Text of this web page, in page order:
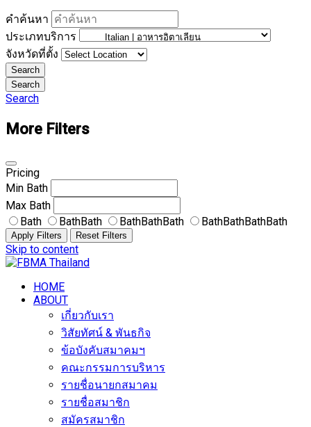
คำค้นหา
ประเภทบริการ
จังหวัดที่ตั้ง
Search
Search
Search
More Filters
Pricing
Min Bath
Max Bath
Bath
BathBath BathBathBath BathBathBathBath
Apply Filters Reset Filters
Skip to content
HOME
ABOUT
เกี่ยวกับเรา
วิสัยทัศน์ & พันธกิจ
ข้อบังคับสมาคมฯ
คณะกรรมการบริหาร
รายชื่อนายกสมาคม
รายชื่อสมาชิก
สมัครสมาชิก